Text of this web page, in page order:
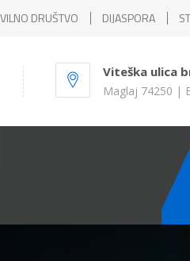
DRUŠTVO DIJASPORA
Viteška ulica
Maglaj 74250 |